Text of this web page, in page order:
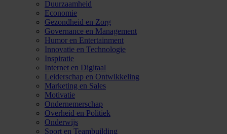
Duurzaamheid
Economie
Gezondheid en Zorg
Governance en Management
Humor en Entertainment
Innovatie en Technologie
Inspiratie
Internet en Digitaal
Leiderschap en Ontwikkeling
Marketing en Sales
Motivatie
Ondernemerschap
Overheid en Politiek
Onderwijs
Sport en Teambuilding